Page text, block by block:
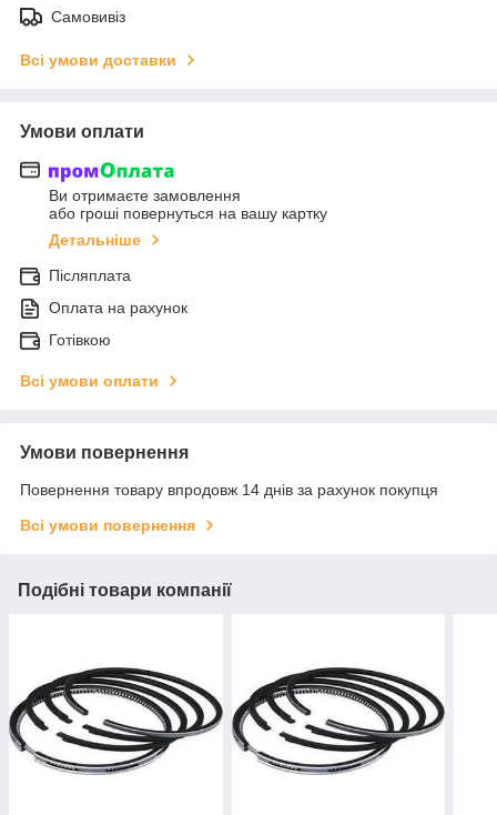
Самовивіз
Всі умови доставки
Умови оплати
Ви отримаєте замовлення
або гроші повернуться на вашу картку
Детальніше
Післяплата
Оплата на рахунок
Готівкою
Всі умови оплати
Умови повернення
Повернення товару впродовж 14 днів за рахунок покупця
Всі умови повернення
Подібні товари компанії